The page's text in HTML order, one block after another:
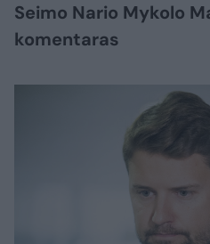
Seimo Nario Mykolo
komentaras